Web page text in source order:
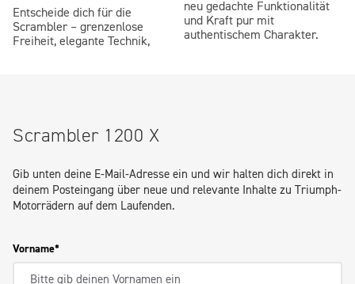
Entscheide dich für die
Scrambler – grenzenlose
Freiheit, elegante Technik,
neu gedachte Funktionalität
und Kraft pur mit
authentischem Charakter.
Scrambler 1200 X
Gib unten deine E-Mail-Adresse ein und wir halten dich direkt in
deinem Posteingang über neue und relevante Inhalte zu Triumph-
Motorrädern auf dem Laufenden.
Vorname